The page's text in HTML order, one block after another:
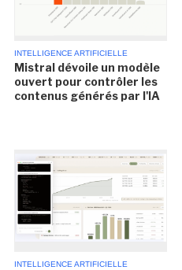
INTELLIGENCE ARTIFICIELLE
Mistral dévoile un modèle
ouvert pour contrôler les
contenus générés par l'IA
INTELLIGENCE ARTIFICIELLE